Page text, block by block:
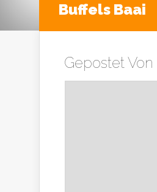
Buffels Baai
Gepostet Von